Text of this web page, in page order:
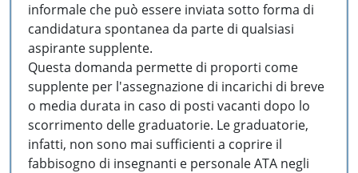
informale che può essere inviata sotto forma di
candidatura spontanea da parte di qualsiasi
aspirante supplente.
Questa domanda permette di proporti come
supplente per l'assegnazione di incarichi di breve
o media durata in caso di posti vacanti dopo lo
scorrimento delle graduatorie. Le graduatorie,
infatti, non sono mai sufficienti a coprire il
fabbisogno di insegnanti e personale ATA negli